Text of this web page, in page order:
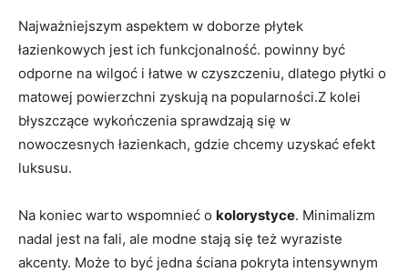
Najważniejszym​ aspektem w doborze płytek
łazienkowych jest ich funkcjonalność. powinny⁣ być
odporne na wilgoć i łatwe w czyszczeniu, dlatego płytki o
matowej powierzchni zyskują na popularności.Z kolei
błyszczące wykończenia sprawdzają się w
nowoczesnych łazienkach, gdzie chcemy ⁤uzyskać efekt
luksusu.
Na koniec warto ⁤wspomnieć o kolorystyce. Minimalizm
nadal jest na ‌fali, ale modne stają się też wyraziste⁣
akcenty. Może to być​ jedna ⁣ściana pokryta intensywnym